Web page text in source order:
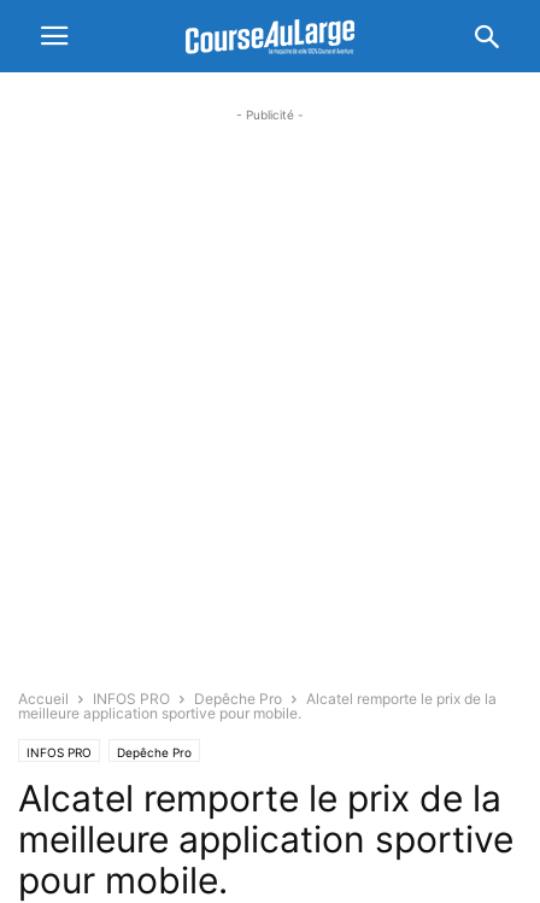
- Publicité -
Accueil INFOS PRO Depêche Pro
Alcatel remporte le prix de la
meilleure application sportive pour mobile.
INFOS PRO Depêche Pro
Alcatel remporte le prix de la
meilleure application sportive
pour mobile.